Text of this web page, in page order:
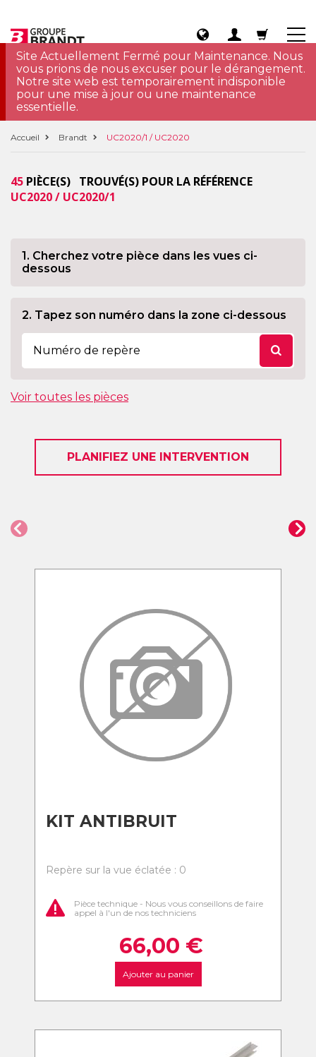
Site Actuellement Fermé pour Maintenance. Nous
vous prions de nous excuser pour le dérangement.
Notre site web est temporairement indisponible
pour une mise à jour ou une maintenance
essentielle.
Accueil Brandt UC2020/1 / UC2020
45 PIÈCE(S) TROUVÉ(S) POUR LA RÉFÉRENCE
UC2020 / UC2020/1
1. Cherchez votre pièce dans les vues ci-
dessous
2. Tapez son numéro dans la zone ci-dessous
Voir toutes les pièces
PLANIFIEZ UNE INTERVENTION
KIT ANTIBRUIT
Repère sur la vue éclatée : 0
Pièce technique - Nous vous conseillons de faire
appel à l'un de nos techniciens
66,00 €
Ajouter au panier